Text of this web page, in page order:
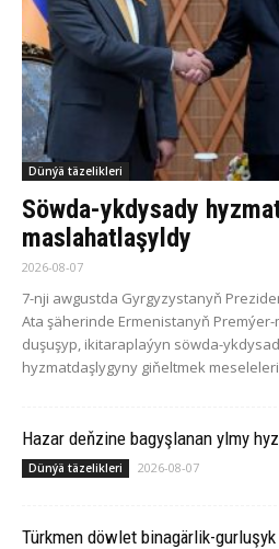
Dünýä täzelikleri
Söwda-ykdysady
maslahatlaşyldy
2026-08-07
7-nji awgustda Gyrgyzystanyň
Ata şäherinde Ermenistanyň
duşuşyp, ikitaraplaýyn söwda-
hyzmatdaşlygyny giňeltmek
Hazar deňzine bagyşlanan ylmy
Dünýä täzelikleri 2026-08-07
Türkmen döwlet binagärlik-